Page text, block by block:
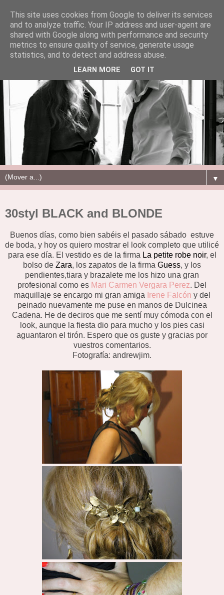
▼
30styl BLACK and BLONDE
Buenos días, como bien sabéis el pasado sábado estuve
de boda, y hoy os quiero mostrar el look completo que utilicé
para ese día. El vestido es de la firma La petite robe noir, el
bolso de Zara, los zapatos de la firma Guess, y los
pendientes,tiara y brazalete me los hizo una gran
profesional como es Mari Carmen Vergara Perez. Del
maquillaje se encargo mi gran amiga Irene Falcón y del
peinado nuevamente me puse en manos de Dulcinea
Cadena. He de deciros que me sentí muy cómoda con el
look, aunque la fiesta dio para mucho y los pies casi
aguantaron el tirón. Espero que os guste y gracias por
vuestros comentarios.
Fotografía: andrewjim.
This site uses cookies from Google to deliver its services
and to analyze traffic. Your IP address and user-agent are
shared with Google along with performance and security
metrics to ensure quality of service, generate usage
statistics, and to detect and address abuse.
LEARN MORE GOT IT